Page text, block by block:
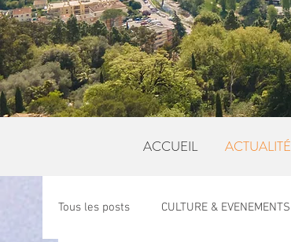
ACCUEIL ACTUALITÉ
Tous les posts CULTURE & EVENEMENTS